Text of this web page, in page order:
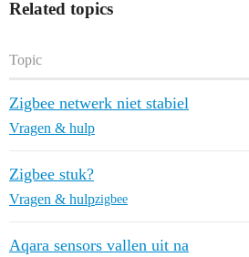
Related topics
Topic
Zigbee netwerk niet stabiel
Vragen & hulp
Zigbee stuk?
Vragen & hulpzigbee
Aqara sensors vallen uit na